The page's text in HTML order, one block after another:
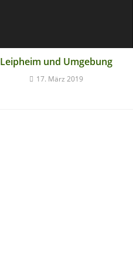
Leipheim und Umgebung
17. März 2019